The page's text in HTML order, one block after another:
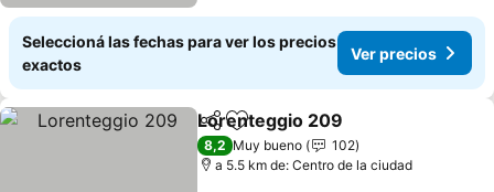
Seleccioná las fechas para ver los precios
exactos
Ver precios
CompartirAñadir a favoritos
Lorenteggio 209
8,2 Muy bueno
102
a 5.5 km de: Centro de la ciudad